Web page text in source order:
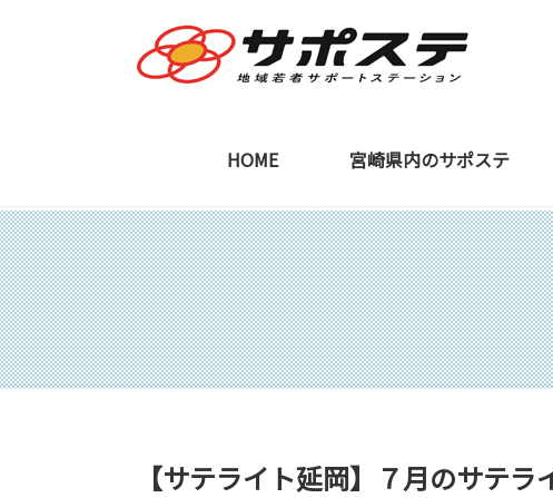
HOME 宮崎県内のサポステ
宮崎本部 サテ
ご利用を検討中の方へ
【サテライト延岡】７月のサテラ